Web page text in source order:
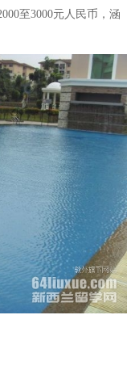
至3000元人民币，涵